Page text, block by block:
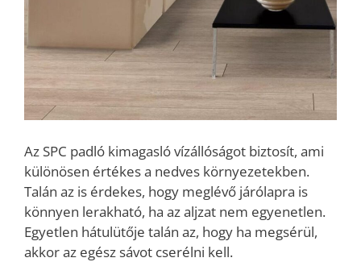
Az SPC padló kimagasló vízállóságot biztosít, ami
különösen értékes a nedves környezetekben.
Talán az is érdekes, hogy meglévő járólapra is
könnyen lerakható, ha az aljzat nem egyenetlen.
Egyetlen hátulütője talán az, hogy ha megsérül,
akkor az egész sávot cserélni kell.